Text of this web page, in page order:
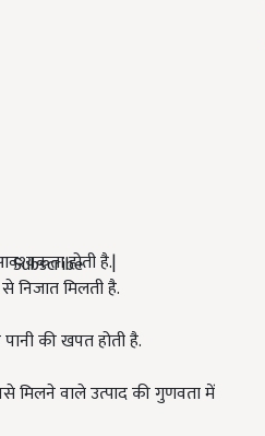
Subscribeहोती है.|
निजात मिलती है.
की खपत होती है.
मिलने वाले उत्पाद की गुणवता में